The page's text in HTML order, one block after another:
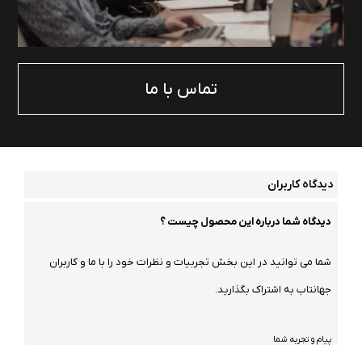
تماس با ما
دیدگاه کاربران
دیدگاه شما درباره این محصول چیست ؟
شما می توانید در این بخش تجربیات و نظرات خود را با ما و کاربران
جهانتاب به اشتراک بگذارید.
پیام و تجربه شما